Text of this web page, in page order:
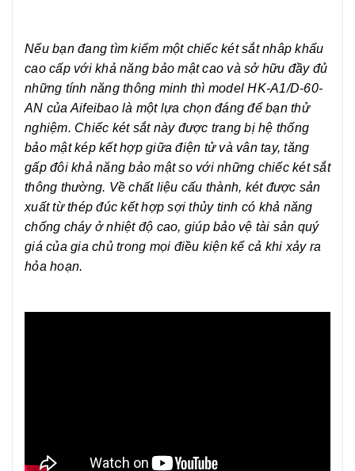
Nếu bạn đang tìm kiếm một chiếc két sắt nhâp khẩu
cao cấp với khả năng bảo mật cao và sở hữu đầy đủ
những tính năng thông minh thì model HK-A1/D-60-
AN của Aifeibao là một lựa chọn đáng để bạn thử
nghiệm. Chiếc két sắt này được trang bị hệ thống
bảo mật kép kết hợp giữa điện tử và vân tay, tăng
gấp đôi khả năng bảo mật so với những chiếc két sắt
thông thường. Về chất liệu cấu thành, két được sản
xuất từ thép đúc kết hợp sợi thủy tinh có khả năng
chống cháy ở nhiệt độ cao, giúp bảo vệ tài sản quý
giá của gia chủ trong mọi điều kiện kể cả khi xảy ra
hỏa hoạn.